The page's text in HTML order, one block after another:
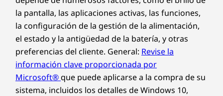
la pantalla, las aplicaciones activas, las funciones,
la configuración de la gestión de la alimentación,
el estado y la antigüedad de la batería, y otras
preferencias del cliente. General: Revise la
información clave proporcionada por
Microsoft®que puede aplicarse a la compra de su
sistema, incluidos los detalles de Windows 10,